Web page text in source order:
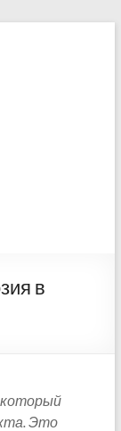
в
который
Это